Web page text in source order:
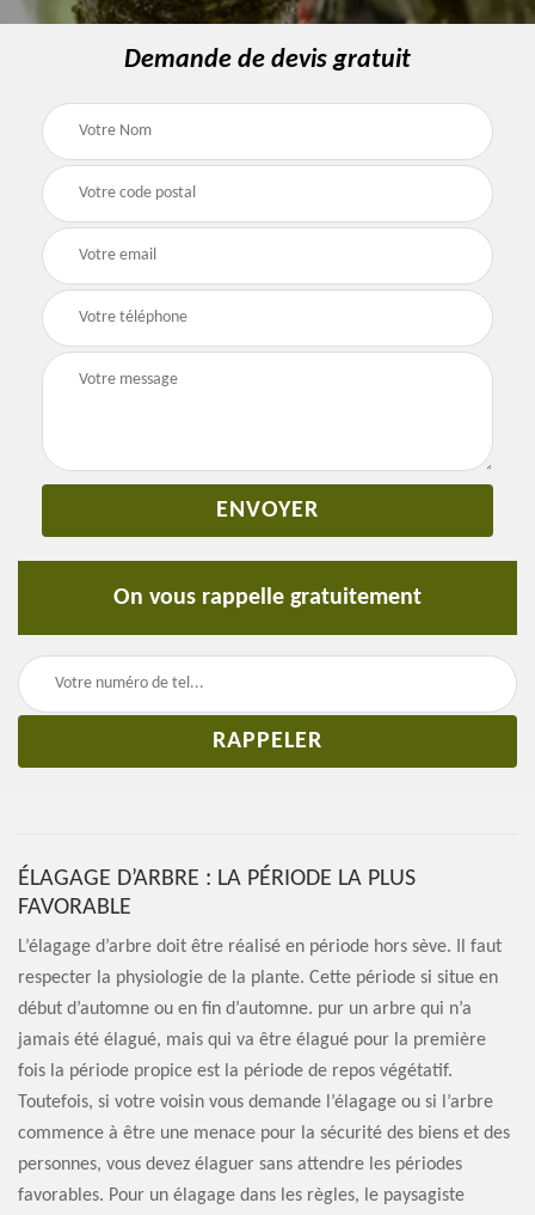
Demande de devis gratuit
On vous rappelle gratuitement
ÉLAGAGE D’ARBRE : LA PÉRIODE LA PLUS
FAVORABLE
L’élagage d’arbre doit être réalisé en période hors sève. Il faut
respecter la physiologie de la plante. Cette période si situe en
début d’automne ou en fin d’automne. pur un arbre qui n’a
jamais été élagué, mais qui va être élagué pour la première
fois la période propice est la période de repos végétatif.
Toutefois, si votre voisin vous demande l’élagage ou si l’arbre
commence à être une menace pour la sécurité des biens et des
personnes, vous devez élaguer sans attendre les périodes
favorables. Pour un élagage dans les règles, le paysagiste